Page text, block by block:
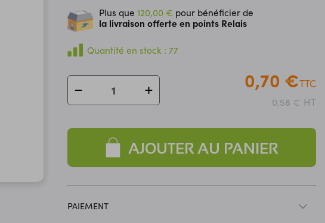
Plus que120,00 € pour bénéficier de
la livraison offerte en points Relais
Quantité en stock : 77
0,70 €TTC
0,58 € HT
AJOUTER AU PANIER
PAIEMENT